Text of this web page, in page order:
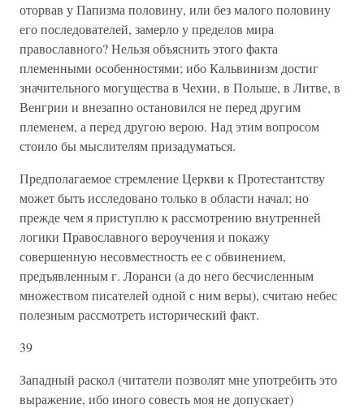
оторвав у Папизма половину, или без малого половину
его последователей, замерло у пределов мира
православного? Нельзя объяснить этого факта
племенными особенностями; ибо Кальвинизм достиг
значительного могущества в Чехии, в Польше, в Литве, в
Венгрии и внезапно остановился не перед другим
племенем, а перед другою верою. Над этим вопросом
стоило бы мыслителям призадуматься.
Предполагаемое стремление Церкви к Протестантству
может быть исследовано только в области начал; но
прежде чем я приступлю к рассмотрению внутренней
логики Православного вероучения и покажу
совершенную несовместность ее с обвинением,
предъявленным г. Лоранси (а до него бесчисленным
множеством писателей одной с ним веры), считаю небес
полезным рассмотреть исторический факт.
39
Западный раскол (читатели позволят мне употребить это
выражение, ибо иного совесть моя не допускает)